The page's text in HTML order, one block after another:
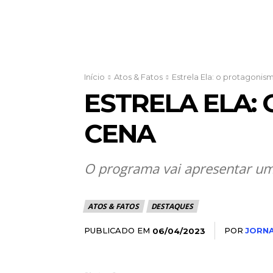
Início Atos & Fatos Estrela Ela: o
ESTRELA ELA:
CENA
O programa vai apresentar
ATOS & FATOS DESTAQUES
PUBLICADO EM 06/04/2023 POR